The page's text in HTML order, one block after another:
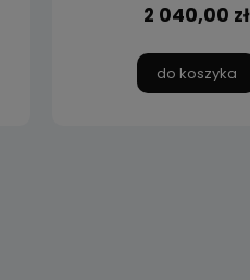
2 040,00 zł
do koszyka